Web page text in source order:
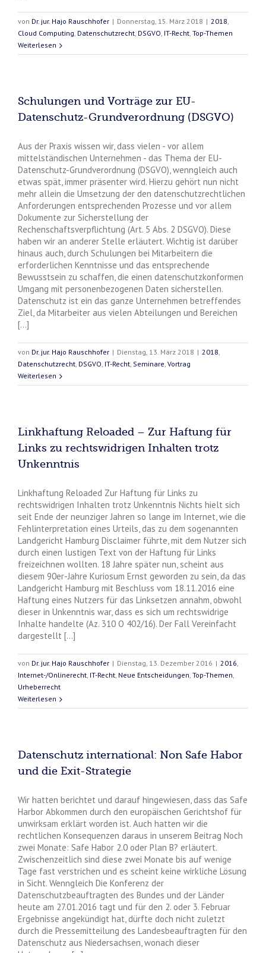
von Dr. jur. Hajo Rauschhofer | Donnerstag, 15. März 2018 | 2018,
Cloud Computing, Datenschutzrecht, DSGVO, IT-Recht, Top-Themen
Weiterlesen
Schulungen und Vorträge zur EU-
Datenschutz-Grundverordnung (DSGVO)
Aus der Praxis wissen wir, dass vielen - vor allem
mittelständischen Unternehmen - das Thema der EU-
Datenschutz-Grundverordnung (DSGVO), wenngleich auch
etwas spät, immer präsenter wird. Hierzu gehört nun nicht
mehr allein die Umsetzung der den datenschutzrechtlichen
Anforderungen entsprechenden Prozesse und vor allem
Dokumente zur Sicherstellung der
Rechenschaftsverpflichtung (Art. 5 Abs. 2 DSGVO). Diese
haben wir an anderer Stelle erläutert. Wichtig ist darüber
hinaus auch, durch Schulungen bei Mitarbeitern die
erforderlichen Kenntnisse und das entsprechende
Bewusstsein zu schaffen, die einen datenschutzkonformen
Umgang mit personenbezogenen Daten sicherstellen.
Datenschutz ist ein das ganze Unternehmen betreffendes
Ziel, da Mitarbeiter aus vielen Abteilungen und Bereichen
[...]
von Dr. jur. Hajo Rauschhofer | Dienstag, 13. März 2018 | 2018,
Datenschutzrecht, DSGVO, IT-Recht, Seminare, Vortrag
Weiterlesen
Linkhaftung Reloaded – Zur Haftung für
Links zu rechtswidrigen Inhalten trotz
Unkenntnis
Linkhaftung Reloaded Zur Haftung für Links zu
rechtswidrigen Inhalten trotz Unkenntnis Nichts hielt sich
seit Ende der neunziger Jahren so lange im Internet, wie die
Fehlinterpretation eines Urteils, das zu dem sogenannten
Landgericht Hamburg Disclaimer führte, mit dem Nutzer sich
durch einen lustigen Text von der Haftung für Links
freizeichnen wollten. 18 Jahre später nun, scheint aus
diesem 90er-Jahre Kuriosum Ernst geworden zu sein, da das
Landgericht Hamburg mit Beschluss vom 18.11.2016 eine
Haftung eines Nutzers für das Linksetzen annahm, obwohl
dieser in Unkenntnis war, dass es sich um rechtswidrige
Inhalte handelte (Az. 310 O 402/16). Der Fall Vereinfacht
dargestellt [...]
von Dr. jur. Hajo Rauschhofer | Dienstag, 13. Dezember 2016 | 2016,
Internet-/Onlinerecht, IT-Recht, Neue Entscheidungen, Top-Themen,
Urheberrecht
Weiterlesen
Datenschutz international: Non Safe Habor
und die Exit-Strategie
Wir hatten berichtet und darauf hingewiesen, dass das Safe
Harbor Abkommen durch den europäischen Gerichtshof für
unwirksam erklärt worden ist. Auch hatten wir die
rechtlichen Konsequenzen daraus in unserem Beitrag Noch
zwei Monate: Safe Habor 2.0 oder Plan B? erläutert.
Zwischenzeitlich sind diese zwei Monate bis auf wenige
Tage fast verstrichen und es scheint keine wirkliche Lösung
in Sicht. Wenngleich Die Konferenz der
Datenschutzbeauftragten des Bundes und der Länder
heute am 27.01.2016 tagt und für den 2. oder 3. Februar
Ergebnisse angekündigt hat, dürfte doch nicht zuletzt
durch die Pressemitteilung des Landesbeauftragten für den
Datenschutz aus Niedersachsen, wonach dieser